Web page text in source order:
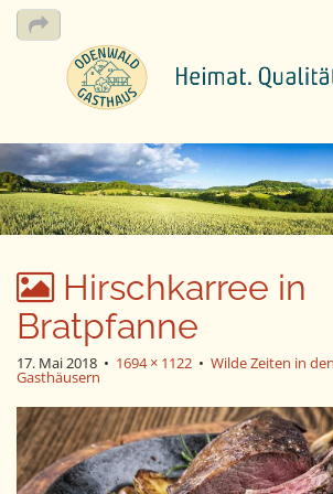
a
i
n
m
e
n
u
k
i
p
t
o
c
o
n
t
e
n
t
Hirschkarree in
Bratpfanne
17. Mai 2018 • 1694 × 1122 • Wilde Zeiten in
Gasthäusern